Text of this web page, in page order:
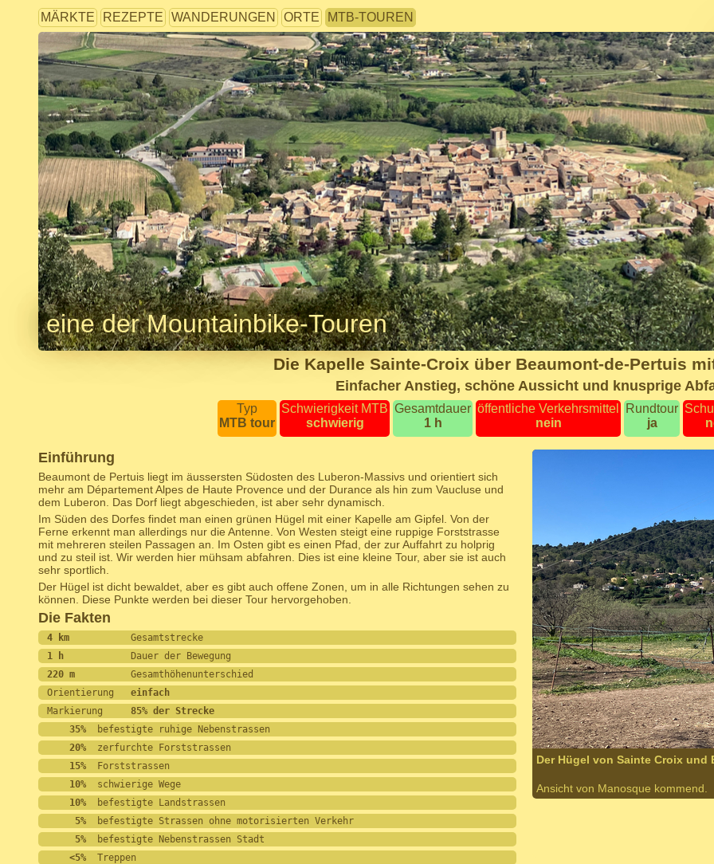
MÄRKTE REZEPTE WANDERUNGEN ORTE MTB-TOUREN
eine der Mountainbike-Touren
Die Kapelle Sainte-Croix über Beaumont-de-Pertuis
Einfacher Anstieg, schöne Aussicht und knusprige
Typ
MTB tour
Schwierigkeit MTB
schwierig
Gesamtdauer
1 h
öffentliche Verkehrsmittel
nein
Rundtour
ja
Einführung
Beaumont de Pertuis liegt im äussersten Südosten des Luberon-Massivs und orientiert sich
mehr am Département Alpes de Haute Provence und der Durance als hin zum Vaucluse und
dem Luberon. Das Dorf liegt abgeschieden, ist aber sehr dynamisch.
Im Süden des Dorfes findet man einen grünen Hügel mit einer Kapelle am Gipfel. Von der
Ferne erkennt man allerdings nur die Antenne. Von Westen steigt eine ruppige Forststrasse
mit mehreren steilen Passagen an. Im Osten gibt es einen Pfad, der zur Auffahrt zu holprig
und zu steil ist. Wir werden hier mühsam abfahren. Dies ist eine kleine Tour, aber sie ist auch
sehr sportlich.
Der Hügel ist dicht bewaldet, aber es gibt auch offene Zonen, um in alle Richtungen sehen zu
können. Diese Punkte werden bei dieser Tour hervorgehoben.
Die Fakten
4 km Gesamtstrecke
1 h
Dauer der Bewegung
220 m Gesamthöhenunterschied
Orientierung einfach
Markierung 85% der Strecke
    35%
  befestigte ruhige Nebenstrassen
    20%
  zerfurchte Forststrassen
    15%
  Forststrassen
    10%
  schwierige Wege
    10%
  befestigte Landstrassen
     5%
  befestigte Strassen ohne motorisierten Verkehr
     5%
  befestigte Nebenstrassen Stadt
    <5%
  Treppen
Der Hügel von Sainte Croix und
Ansicht von Manosque kommend.